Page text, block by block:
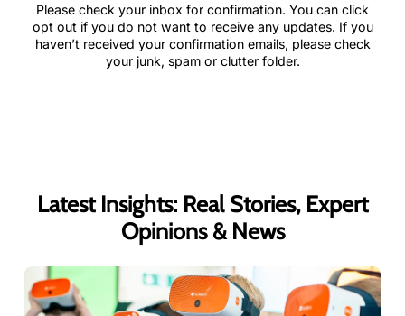
Please check your inbox for confirmation. You can click
opt out if you do not want to receive any updates. If you
haven’t received your confirmation emails, please check
your junk, spam or clutter folder.
Latest Insights: Real Stories, Expert
Opinions & News